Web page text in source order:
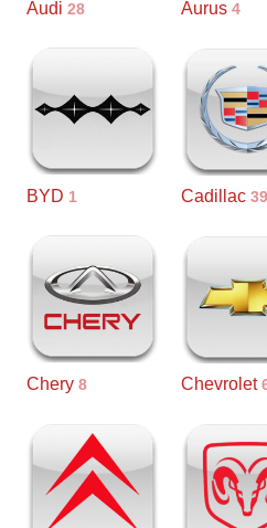
Audi 28 Aurus 4
BYD 1 Cadillac 39
Chery 8 Chevrolet